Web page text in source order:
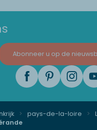
Abonneer u op de
pays-de-la-loire